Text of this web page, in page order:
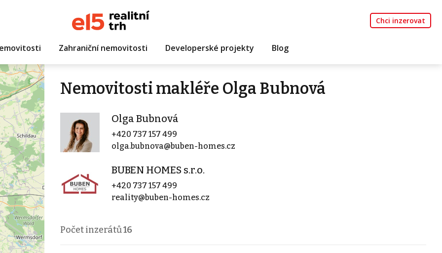
Chci inzerovat
Zahraniční nemovitosti Developerské projekty Blog
Nemovitosti makléře Olga Bubnová
Olga Bubnová
+420 737 157 499
olga.bubnova@buben-homes.cz
BUBEN HOMES s.r.o.
+420 737 157 499
reality@buben-homes.cz
Počet inzerátů16